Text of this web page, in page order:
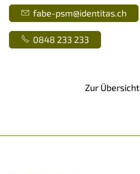
f b -psm d ntt s ch
0848 233 233
Zur Übersicht